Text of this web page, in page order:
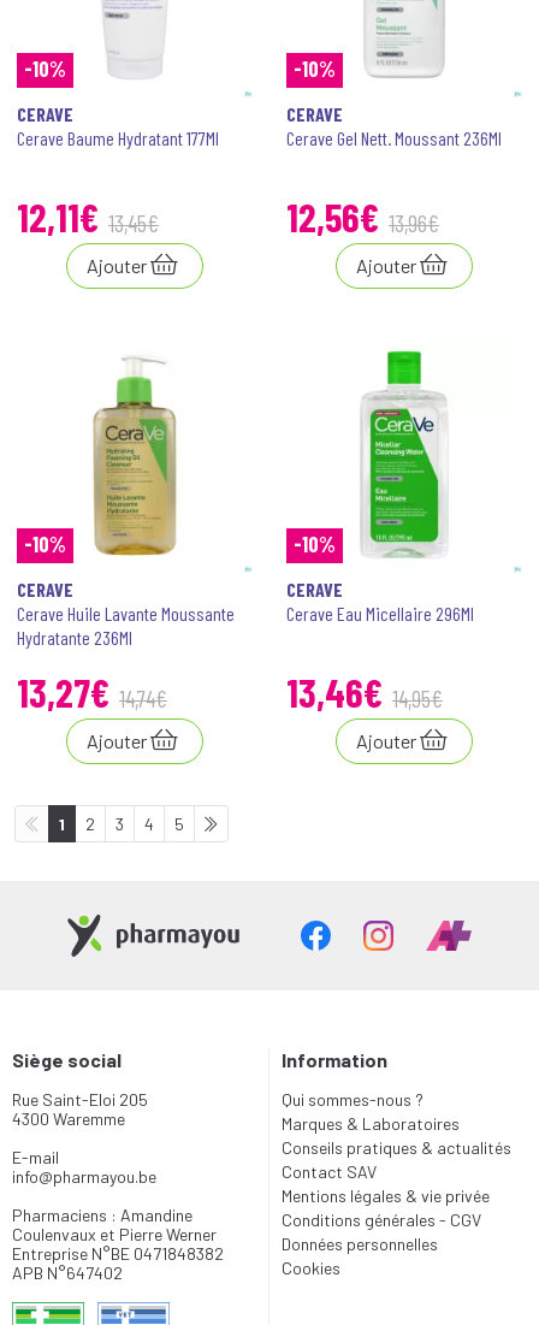
-10%
CERAVE
Cerave Baume Hydratant 177Ml
12,11€ 13,45€
Ajouter
-10%
CERAVE
Cerave Gel Nett. Moussant 236Ml
12,56€ 13,96€
Ajouter
-10%
CERAVE
Cerave Huile Lavante Moussante
Hydratante 236Ml
13,27€ 14,74€
Ajouter
-10%
CERAVE
Cerave Eau Micellaire 296Ml
13,46€ 14,95€
Ajouter
1 2 3 4 5
Siège social
Rue Saint-Eloi 205
4300 Waremme
E-mail
info@pharmayou.be
Pharmaciens : Amandine
Coulenvaux et Pierre Werner
Entreprise N°BE 0471848382
APB N°647402
Information
Qui sommes-nous ?
Marques & Laboratoires
Conseils pratiques & actualités
Contact SAV
Mentions légales & vie privée
Conditions générales - CGV
Données personnelles
Cookies